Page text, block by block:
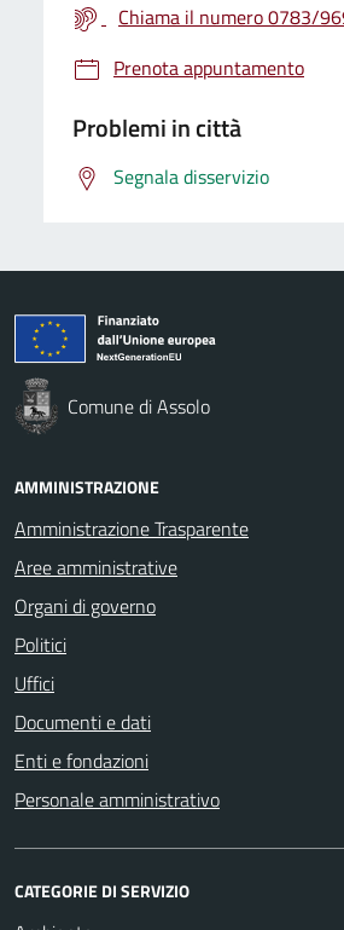
Chiama il numero 0783/
Prenota appuntamento
Problemi in città
Segnala disservizio
Comune di Assolo
AMMINISTRAZIONE
Amministrazione Trasparente
Aree amministrative
Organi di governo
Politici
Uffici
Documenti e dati
Enti e fondazioni
Personale amministrativo
CATEGORIE DI SERVIZIO